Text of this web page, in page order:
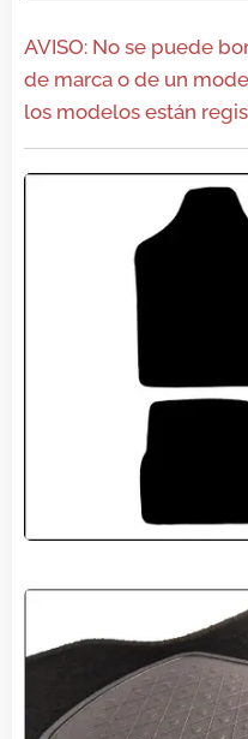
AVISO: No se puede
de marca o de un
los modelos están